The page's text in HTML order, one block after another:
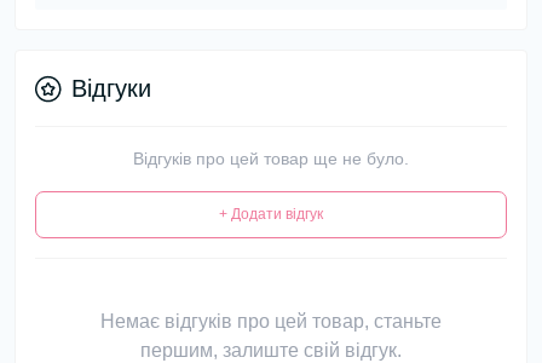
Відгуки
Відгуків про цей товар ще не було.
+ Додати відгук
Немає відгуків про цей товар, станьте
першим, залиште свій відгук.